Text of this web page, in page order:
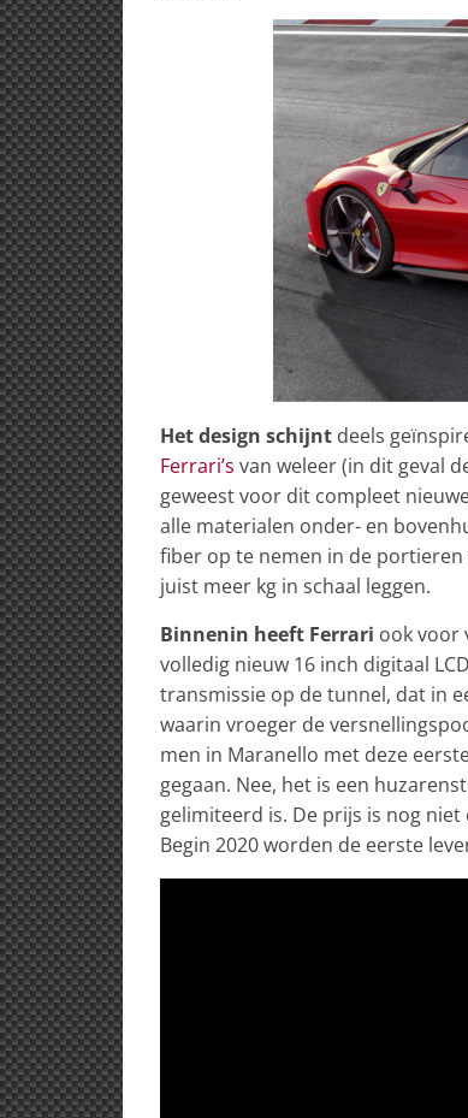
Het design schijnt deels
Ferrari’s van weleer (in dit geval
geweest voor dit compleet
alle materialen onder- en
fiber op te nemen in de
juist meer kg in schaal leggen.
Binnenin heeft Ferrari ook voor
volledig nieuw 16 inch digitaal
transmissie op de tunnel, dat in
waarin vroeger de
men in Maranello met deze
gegaan. Nee, het is een
gelimiteerd is. De prijs is nog
Begin 2020 worden de eerste